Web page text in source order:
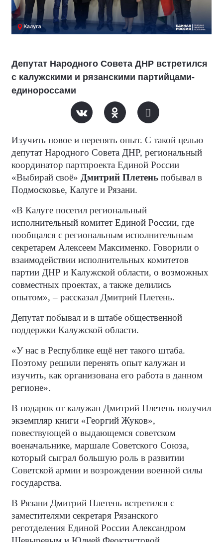
Депутат Народного Совета ДНР встретился
с калужскими и рязанскими партийцами-
единороссами
Изучить новое и перенять опыт. С такой целью
депутат Народного Совета ДНР, региональный
координатор партпроекта Единой России
«Выбирай своё» Дмитрий Плетень побывал в
Подмосковье, Калуге и Рязани.
«В Калуге посетил региональный
исполнительный комитет Единой России, где
пообщался с региональным исполнительным
секретарем Алексеем Максименко. Говорили о
взаимодействии исполнительных комитетов
партии ДНР и Калужской области, о возможных
совместных проектах, а также делились
опытом», – рассказал Дмитрий Плетень.
Депутат побывал и в штабе общественной
поддержки Калужской области.
«У нас в Республике ещё нет такого штаба.
Поэтому решили перенять опыт калужан и
изучить, как организована его работа в данном
регионе».
В подарок от калужан Дмитрий Плетень получил
экземпляр книги «Георгий Жуков»,
повествующей о выдающемся советском
военачальнике, маршале Советского Союза,
который сыграл большую роль в развитии
Советской армии и возрождении военной силы
государства.
В Рязани Дмитрий Плетень встретился с
заместителями секретаря Рязанского
реготделения Единой России Александром